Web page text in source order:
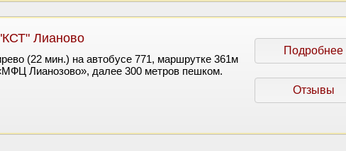
Лианово
(22 мин.) на автобусе 771, маршрутке 361м
Лианозово», далее 300 метров пешком.
Подробнее
Отзывы